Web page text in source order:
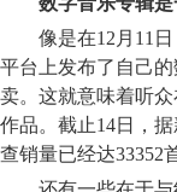
像是在12月11
平台上发布了自己
卖。这就意味着听
作品。截止14日，
查销量已经达33352